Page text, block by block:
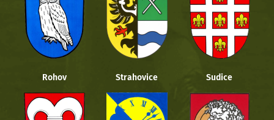
Rohov Strahovice Sudice